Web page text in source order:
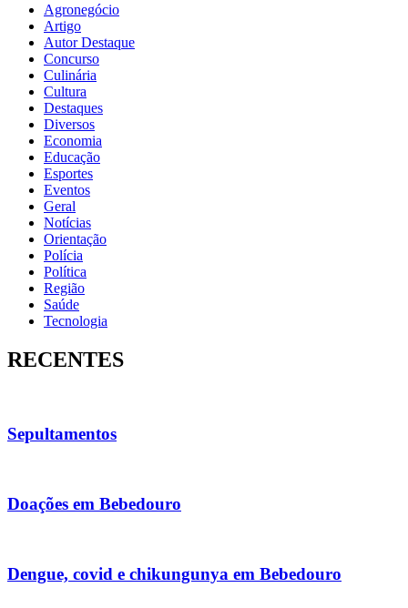
Agronegócio
Artigo
Autor Destaque
Concurso
Culinária
Cultura
Destaques
Diversos
Economia
Educação
Esportes
Eventos
Geral
Notícias
Orientação
Polícia
Política
Região
Saúde
Tecnologia
RECENTES
Sepultamentos
Doações em Bebedouro
Dengue, covid e chikungunya em Bebedouro